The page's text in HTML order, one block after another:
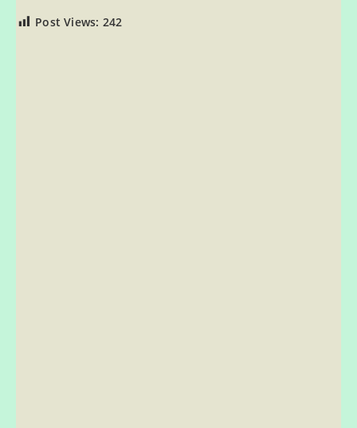
Post Views: 242